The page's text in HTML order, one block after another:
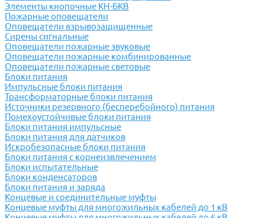
Элементы кнопочные КН-БКВ
Пожарные оповещатели
Оповещатели взрывозащищенные
Сирены сигнальные
Оповещатели пожарные звуковые
Оповещатели пожарные комбинированные
Оповещатели пожарные световые
Блоки питания
Импульсные блоки питания
Трансформаторные блоки питания
Источники резервного (бесперебойного) питания
Помехоустойчивые блоки питания
Блоки питания импульсные
Блоки питания для датчиков
Искробезопасные блоки питания
Блоки питания с корнеизвлечением
Блоки испытательные
Блоки конденсаторов
Блоки питания и заряда
Концевые и соединительные муфты
Концевые муфты для многожильных кабелей до 1 кВ